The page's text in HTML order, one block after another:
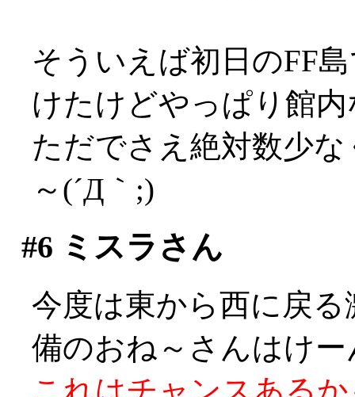
そういえば初日のFF
けたけどやっぱり館
ただでさえ絶対数少
～(´Д｀;)
#6 ミスラさん
今度は東から西に戻
備のおね～さんはけ